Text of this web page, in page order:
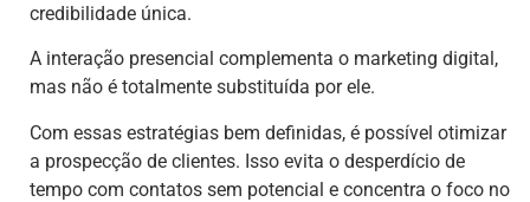
credibilidade única.
A interação presencial complementa o marketing digital,
mas não é totalmente substituída por ele.
Com essas estratégias bem definidas, é possível otimizar
a prospecção de clientes. Isso evita o desperdício de
tempo com contatos sem potencial e concentra o foco no